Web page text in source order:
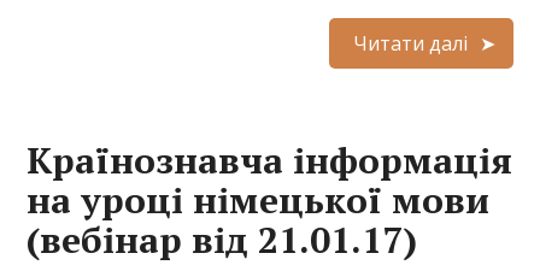
Читати далі
Країнознавча інформація
на уроці німецької мови
(вебінар від 21.01.17)